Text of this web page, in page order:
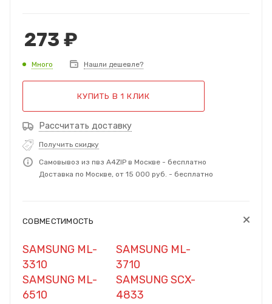
273 ₽
Много Нашли дешевле?
КУПИТЬ В 1 КЛИК
Рассчитать доставку
Получить скидку
Самовывоз из пвз A4ZIP в Москве - бесплатно
Доставка по Москве, от 15 000 руб. - бесплатно
СОВМЕСТИМОСТЬ
SAMSUNG ML-
3310
SAMSUNG ML-
3710
SAMSUNG ML-
6510
SAMSUNG SCX-
4833